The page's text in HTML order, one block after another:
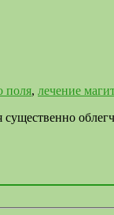
поля, лечение